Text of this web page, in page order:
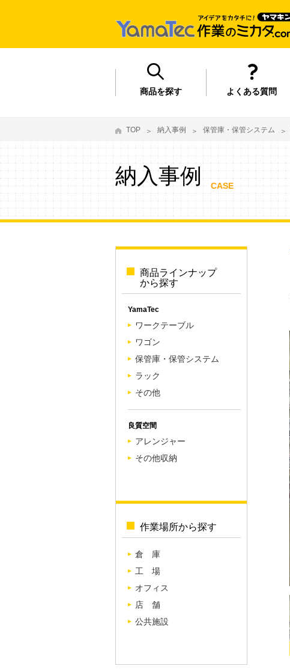
商品を探す よくある質問
TOP 納入事例 保管庫・保管システム
納入事例 CASE
商品ラインナップ
から探す
YamaTec
ワークテーブル
ワゴン
保管庫・保管システム
ラック
その他
良質空間
アレンジャー
その他収納
作業場所から探す
倉 庫
工 場
オフィス
店 舗
公共施設